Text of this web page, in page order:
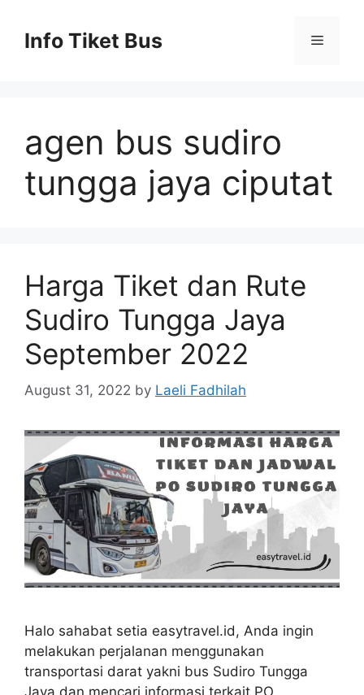
contentInfo Tiket Bus Menu
agen bus sudiro
tungga jaya ciputat
Harga Tiket dan Rute
Sudiro Tungga Jaya
September 2022
August 31, 2022 by Laeli Fadhilah
Halo sahabat setia easytravel.id, Anda ingin
melakukan perjalanan menggunakan
transportasi darat yakni bus Sudiro Tungga
Jaya dan mencari informasi terkait PO